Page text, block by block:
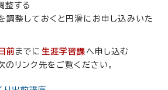
整する
調整しておくと円滑にお申し込みいた
前までに 生涯学習課 へ申し込む
のリンク先をご覧ください。